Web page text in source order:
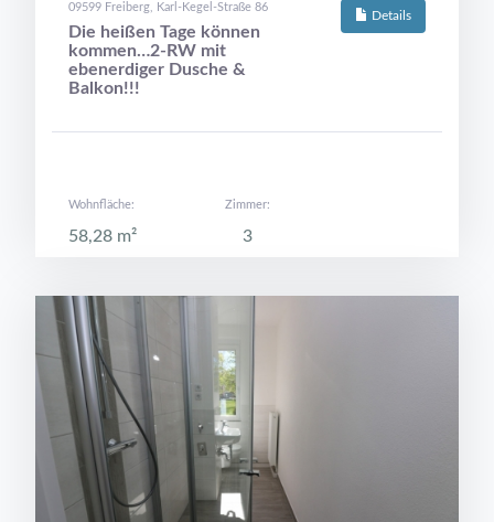
Details
09599 Freiberg, Karl-Kegel-Straße 86
Die heißen Tage können
kommen…2-RW mit
ebenerdiger Dusche &
Balkon!!!
Wohnfläche:
58,28 m²
Zimmer:
3